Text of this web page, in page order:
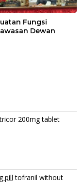
Fungsi
Dewan
200mg tablet
pill tofranil without